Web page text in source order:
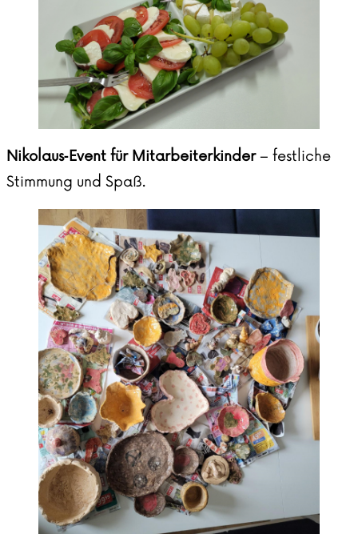
Nikolaus‑Event für Mitarbeiterkinder– festliche
Stimmung und Spaß.